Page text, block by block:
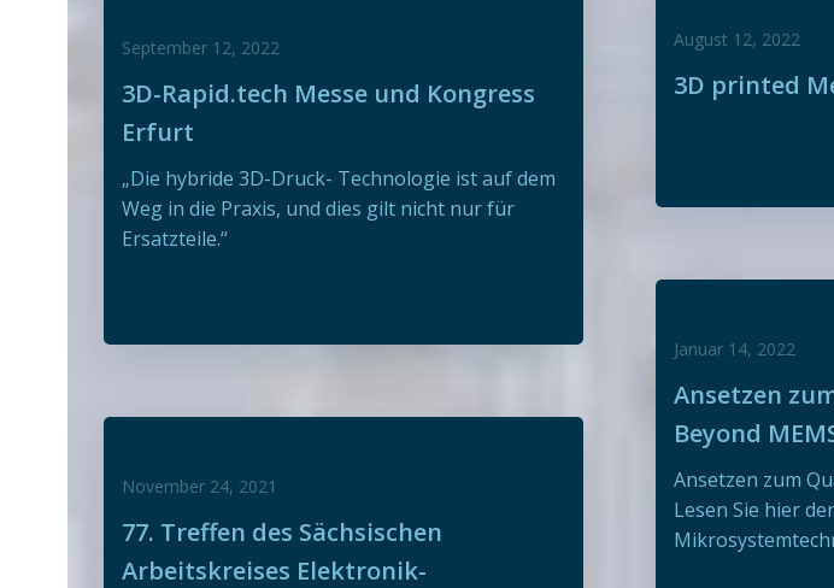
September 12, 2022
3D-Rapid.tech Messe und Kongress
Erfurt
„Die hybride 3D-Druck- Technologie ist auf dem
Weg in die Praxis, und dies gilt nicht nur für
Ersatzteile.“
August 12, 2022
3D printed
Januar 14, 2022
Ansetzen
Beyond
Ansetzen zum
Lesen Sie hier
November 24, 2021
77. Treffen des Sächsischen
Arbeitskreises Elektronik-